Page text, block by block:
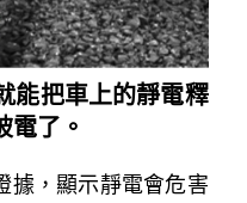
能把車上的靜電釋
電了。
據，顯示靜電會危害